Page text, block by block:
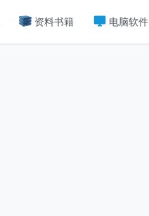
资料书籍 电脑软件